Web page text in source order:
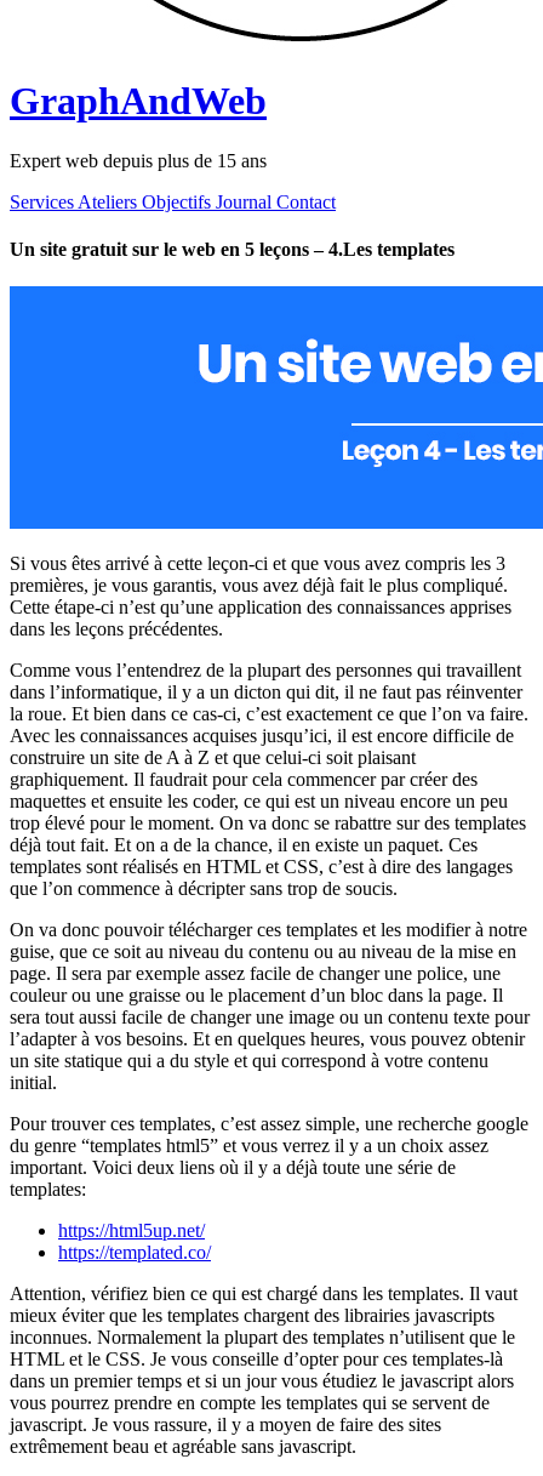
GraphAndWeb
Expert web depuis plus de 15 ans
Services Ateliers Objectifs Journal Contact
Un site gratuit sur le web en 5 leçons – 4.Les templates
Si vous êtes arrivé à cette leçon-ci et que vous avez compris les 3
premières, je vous garantis, vous avez déjà fait le plus compliqué.
Cette étape-ci n’est qu’une application des connaissances apprises
dans les leçons précédentes.
Comme vous l’entendrez de la plupart des personnes qui travaillent
dans l’informatique, il y a un dicton qui dit, il ne faut pas réinventer
la roue. Et bien dans ce cas-ci, c’est exactement ce que l’on va faire.
Avec les connaissances acquises jusqu’ici, il est encore difficile de
construire un site de A à Z et que celui-ci soit plaisant
graphiquement. Il faudrait pour cela commencer par créer des
maquettes et ensuite les coder, ce qui est un niveau encore un peu
trop élevé pour le moment. On va donc se rabattre sur des templates
déjà tout fait. Et on a de la chance, il en existe un paquet. Ces
templates sont réalisés en HTML et CSS, c’est à dire des langages
que l’on commence à décripter sans trop de soucis.
On va donc pouvoir télécharger ces templates et les modifier à notre
guise, que ce soit au niveau du contenu ou au niveau de la mise en
page. Il sera par exemple assez facile de changer une police, une
couleur ou une graisse ou le placement d’un bloc dans la page. Il
sera tout aussi facile de changer une image ou un contenu texte pour
l’adapter à vos besoins. Et en quelques heures, vous pouvez obtenir
un site statique qui a du style et qui correspond à votre contenu
initial.
Pour trouver ces templates, c’est assez simple, une recherche google
du genre “templates html5” et vous verrez il y a un choix assez
important. Voici deux liens où il y a déjà toute une série de
templates:
https://html5up.net/
https://templated.co/
Attention, vérifiez bien ce qui est chargé dans les templates. Il vaut
mieux éviter que les templates chargent des librairies javascripts
inconnues. Normalement la plupart des templates n’utilisent que le
HTML et le CSS. Je vous conseille d’opter pour ces templates-là
dans un premier temps et si un jour vous étudiez le javascript alors
vous pourrez prendre en compte les templates qui se servent de
javascript. Je vous rassure, il y a moyen de faire des sites
extrêmement beau et agréable sans javascript.